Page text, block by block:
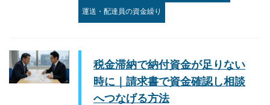
運送・配達員の資金繰り
税金滞納で納付資金が足りない
時に｜請求書で資金確認し相談
へつなげる方法